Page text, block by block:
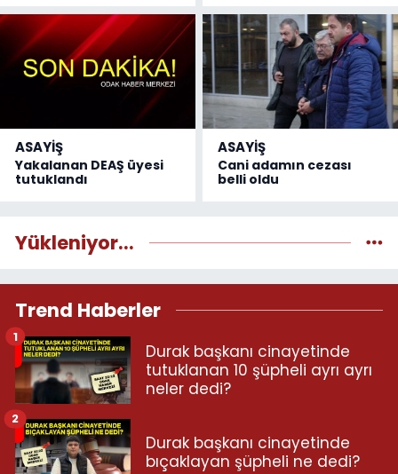
ASAYİŞ
Yakalanan DEAŞ üyesi
tutuklandı
ASAYİŞ
Cani adamın cezası
belli oldu
Yükleniyor...
Trend Haberler
Durak başkanı cinayetinde
tutuklanan 10 şüpheli ayrı ayrı
neler dedi?
1
Durak başkanı cinayetinde
bıçaklayan şüpheli ne dedi?
2